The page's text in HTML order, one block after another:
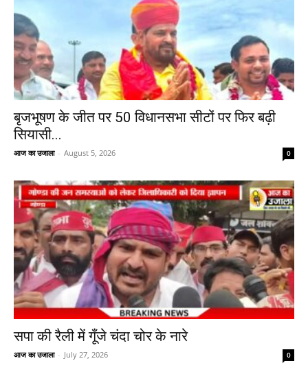
बृजभूषण के जीत पर 50 विधानसभा सीटों पर फिर बढ़ी
सियासी...
आज का उजाला - August 5, 2026 0
सपा की रैली में गूँजे चंदा चोर के नारे
आज का उजाला - July 27, 2026 0